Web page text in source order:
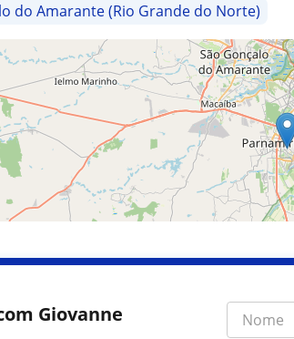
do Amarante (Rio Grande do Norte)
Giovanne